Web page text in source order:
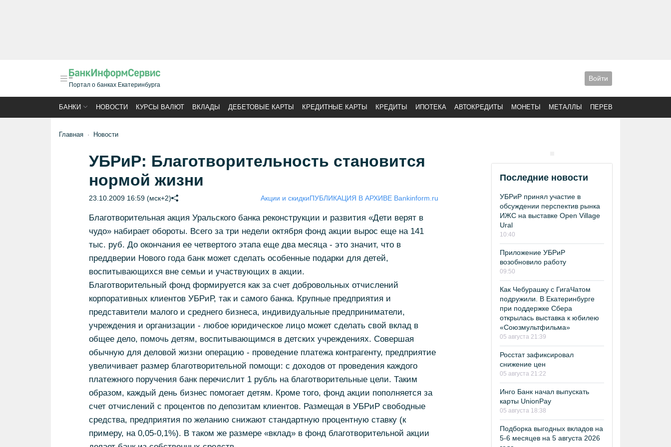
Портал о банках Екатеринбурга
Войти
БАНКИ НОВОСТИ КУРСЫ ВАЛЮТ ВКЛАДЫ ДЕБЕТОВЫЕ КАРТЫ КРЕДИТНЫЕ КАРТЫ КРЕДИТЫ ИПОТЕКА АВТОКРЕДИТЫ МОНЕТЫ МЕТАЛЛЫ ПЕРЕВОДЫ
Главная Новости
УБРиР: Благотворительность становится
нормой жизни
23.10.2009 16:59 (мск+2) Акции и скидкиПУБЛИКАЦИЯ В АРХИВЕ Bankinform.ru
Благотворительная акция Уральского банка реконструкции и развития «Дети верят в
чудо» набирает обороты. Всего за три недели октября фонд акции вырос еще на 141
тыс. руб. До окончания ее четвертого этапа еще два месяца - это значит, что в
преддверии Нового года банк может сделать особенные подарки для детей,
воспитывающихся вне семьи и участвующих в акции.
Благотворительный фонд формируется как за счет добровольных отчислений
корпоративных клиентов УБРиР, так и самого банка. Крупные предприятия и
представители малого и среднего бизнеса, индивидуальные предприниматели,
учреждения и организации - любое юридическое лицо может сделать свой вклад в
общее дело, помочь детям, воспитывающимся в детских учреждениях. Совершая
обычную для деловой жизни операцию - проведение платежа контрагенту, предприятие
увеличивает размер благотворительной помощи: с доходов от проведения каждого
платежного поручения банк перечислит 1 рубль на благотворительные цели. Таким
образом, каждый день бизнес помогает детям. Кроме того, фонд акции пополняется за
счет отчислений с процентов по депозитам клиентов. Размещая в УБРиР свободные
средства, предприятия по желанию снижают стандартную процентную ставку (к
примеру, на 0,05-0,1%). В таком же размере «вклад» в фонд благотворительной акции
Последние новости
УБРиР принял участие в
обсуждении перспектив рынка
ИЖС на выставке Open Village
Ural
10:40
Приложение УБРиР
возобновило работу
09:50
Как Чебурашку с ГигаЧатом
подружили. В Екатеринбурге
при поддержке Сбера
открылась выставка к юбилею
«Союзмультфильма»
05 августа 21:39
Росстат зафиксировал
снижение цен
05 августа 21:22
Инго Банк начал выпускать
карты UnionPay
05 августа 18:38
Подборка выгодных вкладов на
5-6 месяцев на 5 августа 2026